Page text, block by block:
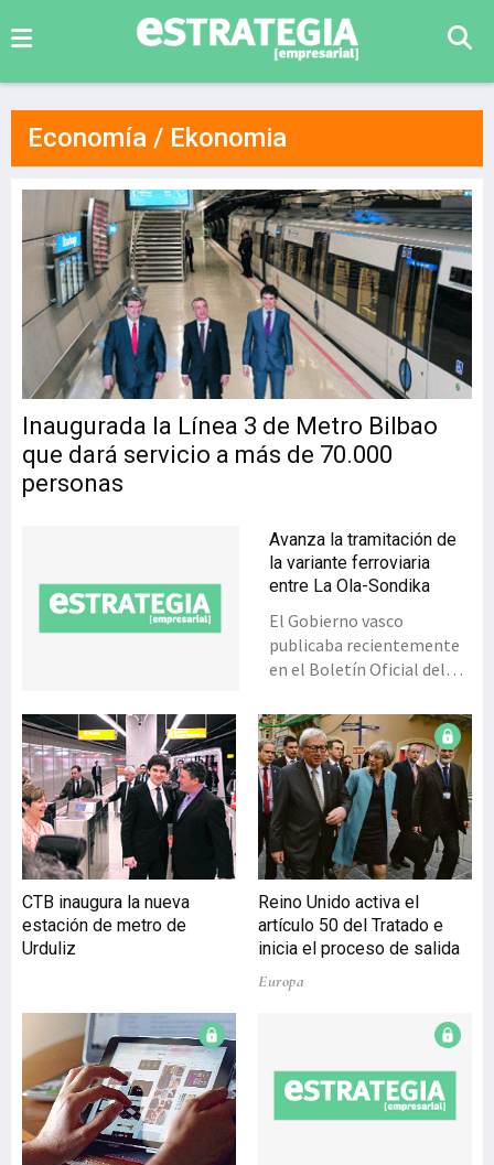
Economía / Ekonomia
Inaugurada la Línea 3 de Metro Bilbao
que dará servicio a más de 70.000
personas
Avanza la tramitación de
la variante ferroviaria
entre La Ola-Sondika
El Gobierno vasco
publicaba recientemente
en el Boletín Oficial del
la Dirección de
Infraestructuras del
Ejecutivo por la que se
somete a información
pública el Estudio
Informativo de la variante
ferroviaria La Ola-Sondika
plazo de alegaciones).
Cabe recordar que el
tramo Ola-Sondika
comienza al final del túnel
discurre, bajo el monte
se conseguirá aumentar
las frecuencias actuales,
CTB inaugura la nueva
estación de metro de
Urduliz
Reino Unido activa el
artículo 50 del Tratado e
inicia el proceso de salida
Europa